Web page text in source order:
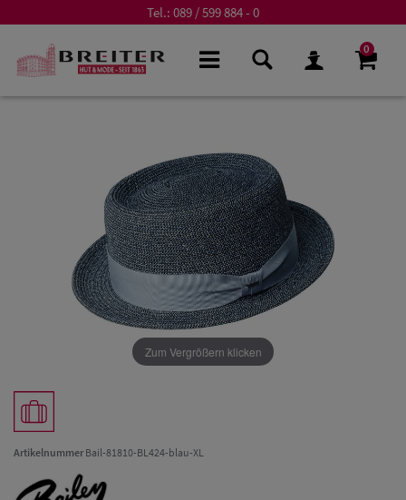
Tel.: 089 / 599 884 - 0
0
Zum Vergrößern klicken
ArtikelnummerBail-81810-BL424-blau-XL